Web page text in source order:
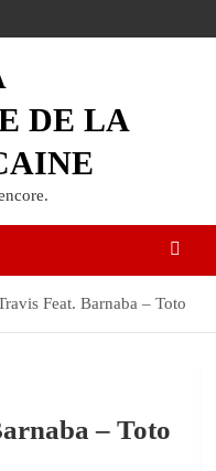
DE LA
Feat. Barnaba – Toto
– Toto